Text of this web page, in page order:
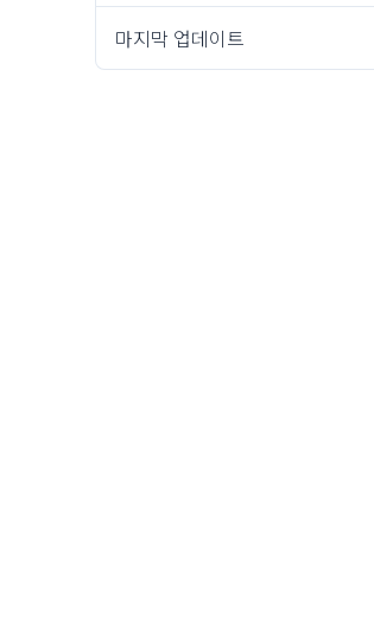
마지막 업데이트